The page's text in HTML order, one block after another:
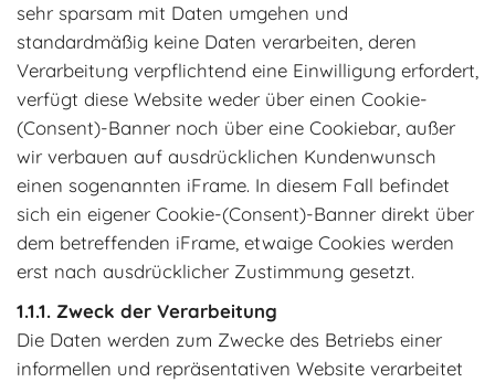
sehr sparsam mit Daten umgehen und
standardmäßig keine Daten verarbeiten, deren
Verarbeitung verpflichtend eine Einwilligung erfordert,
verfügt diese Website weder über einen Cookie-
(Consent)-Banner noch über eine Cookiebar, außer
wir verbauen auf ausdrücklichen Kundenwunsch
einen sogenannten iFrame. In diesem Fall befindet
sich ein eigener Cookie-(Consent)-Banner direkt über
dem betreffenden iFrame, etwaige Cookies werden
erst nach ausdrücklicher Zustimmung gesetzt.
Zweck der Verarbeitung
Die Daten werden zum Zwecke des Betriebs einer
informellen und repräsentativen Website verarbeitet